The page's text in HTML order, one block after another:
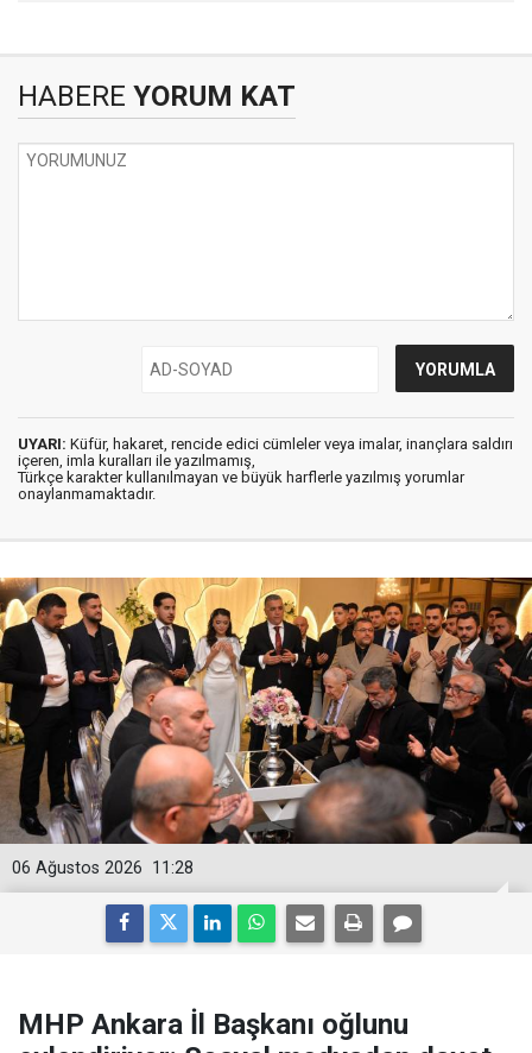
HABERE YORUM KAT
UYARI: Küfür, hakaret, rencide edici cümleler veya imalar, inançlara saldırı
içeren, imla kuralları ile yazılmamış,
Türkçe karakter kullanılmayan ve büyük harflerle yazılmış yorumlar
onaylanmamaktadır.
11:28
06 Ağustos 2026
MHP Ankara İl Başkanı oğlunu